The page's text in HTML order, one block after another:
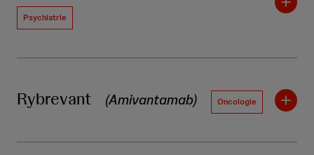
Psychiatrie
Rybrevant (Amivantamab) Oncologie